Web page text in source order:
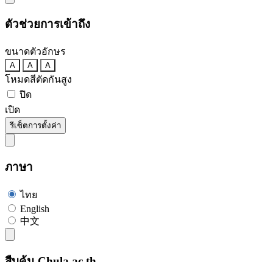
ตัวช่วยการเข้าถึง
ขนาดตัวอักษร
A A A
โหมดสีตัดกันสูง
ปิด
เปิด
รีเซ็ตการตั้งค่า
ภาษา
ไทย
English
中文